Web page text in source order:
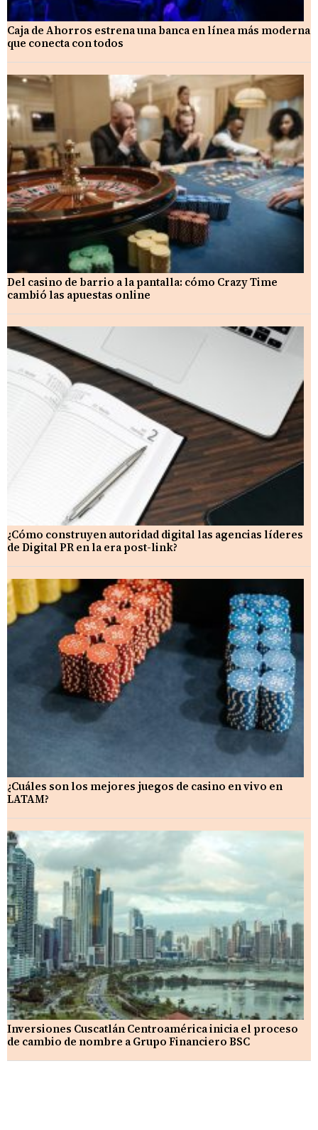
Caja de Ahorros estrena una banca en línea más moderna
que conecta con todos
Del casino de barrio a la pantalla: cómo Crazy Time
cambió las apuestas online
¿Cómo construyen autoridad digital las agencias líderes
de Digital PR en la era post-link?
¿Cuáles son los mejores juegos de casino en vivo en
LATAM?
Inversiones Cuscatlán Centroamérica inicia el proceso
de cambio de nombre a Grupo Financiero BSC